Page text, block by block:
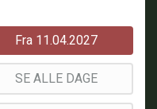
Fra 11.04.2027
SE ALLE DAGE